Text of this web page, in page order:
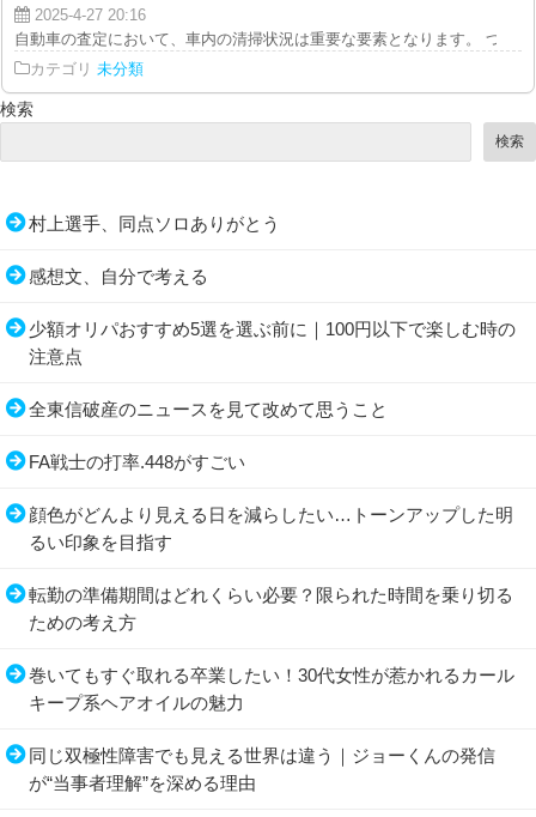
2025-4-27 20:16
自動車の査定において、車内の清掃状況は重要な要素となります。 つま
カテゴリ 未分類
検索
検索
村上選手、同点ソロありがとう
感想文、自分で考える
少額オリパおすすめ5選を選ぶ前に｜100円以下で楽しむ時の
注意点
全東信破産のニュースを見て改めて思うこと
FA戦士の打率.448がすごい
顔色がどんより見える日を減らしたい…トーンアップした明
るい印象を目指す
転勤の準備期間はどれくらい必要？限られた時間を乗り切る
ための考え方
巻いてもすぐ取れる卒業したい！30代女性が惹かれるカール
キープ系ヘアオイルの魅力
同じ双極性障害でも見える世界は違う｜ジョーくんの発信
が“当事者理解”を深める理由